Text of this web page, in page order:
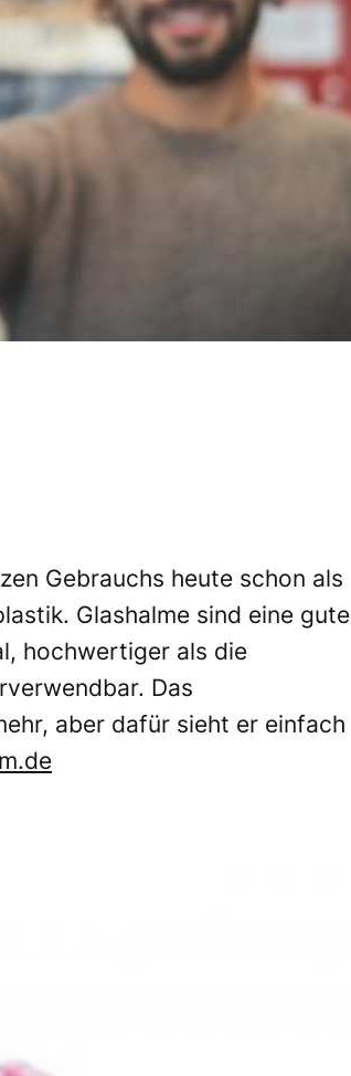
Gebrauchs heute schon als
Glashalme sind eine gute
hochwertiger als die
Das
aber dafür sieht er einfach